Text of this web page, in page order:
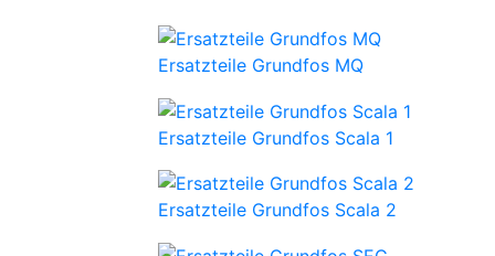
Ersatzteile Grundfos MQ
Ersatzteile Grundfos Scala 1
Ersatzteile Grundfos Scala 2